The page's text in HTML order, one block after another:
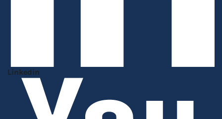
Linkedin